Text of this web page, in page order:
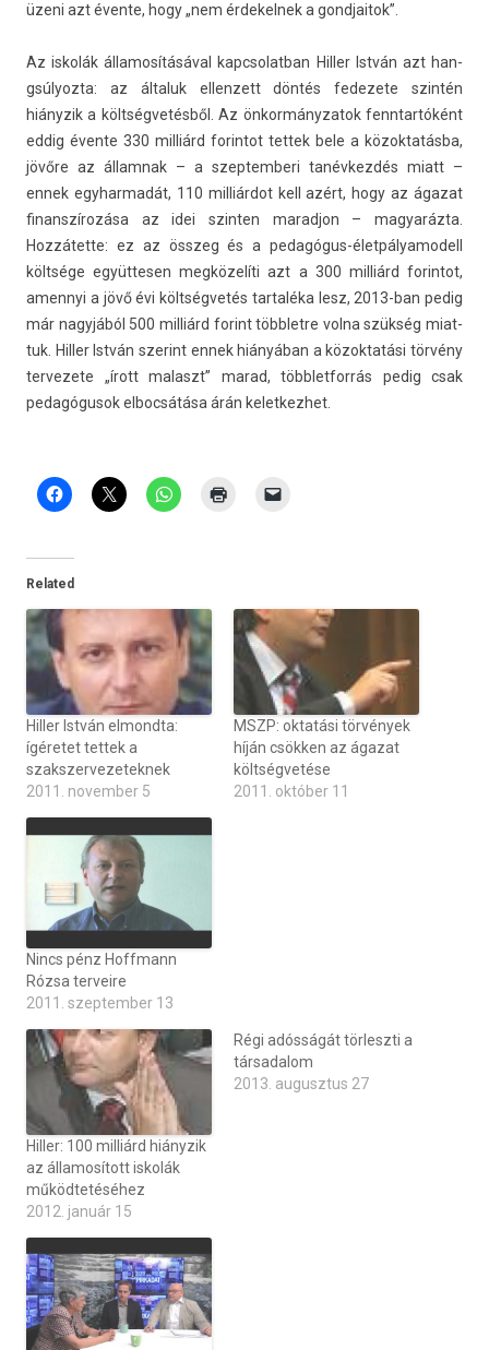
üzeni azt évente, hogy „nem érdekel­nek a gondjaitok”.
Az iskolák államosításáv­al kapcsolat­ban Hill­er István azt han­
gsúlyoz­ta: az általuk el­lenzett döntés fedezete szintén
hiányzik a költségvetésből. Az önkor­mányzatok fenntar­tóként
eddig évente 330 milliárd forin­tot tet­tek bele a közok­tatás­ba,
jövőre az állam­nak – a szep­temberi tanévkezdés miatt –
ennek egyhar­madát, 110 milliárdot kell azért, hogy az ágazat
fin­anszírozása az idei szint­en marad­jon – magyaráz­ta.
Hozzátette: ez az összeg és a pedagógus-életpályamodell
költsége együt­tes­en megközelíti azt a 300 milliárd forin­tot,
amen­nyi a jövő évi költségvetés tar­taléka lesz, 2013-ban pedig
már nagyjából 500 milliárd forint többlet­re volna szükség miat­
tuk. Hill­er István szerint ennek hiányában a közok­tatási törvény
ter­vezete „írott mal­aszt” marad, többlet­forrás pedig csak
pedagógusok el­bocsátása árán kelet­kezhet.
Related
Hiller István elmondta:
ígéretet tettek a
szakszervezeteknek
2011. november 5
MSZP: oktatási törvények
híján csökken az ágazat
költségvetése
2011. október 11
Nincs pénz Hoffmann
Rózsa terveire
2011. szeptember 13
Hiller: 100 milliárd hiányzik
az államosított iskolák
működtetéséhez
2012. január 15
Régi adósságát törleszti a
társadalom
2013. augusztus 27